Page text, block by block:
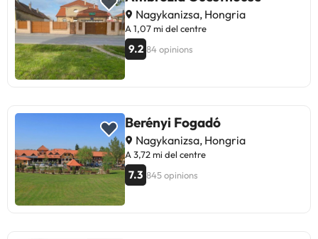
Nagykanizsa, Hongria
A 1,07 mi del centre
9.2 84 opinions
Berényi Fogadó
Nagykanizsa, Hongria
A 3,72 mi del centre
7.3 845 opinions